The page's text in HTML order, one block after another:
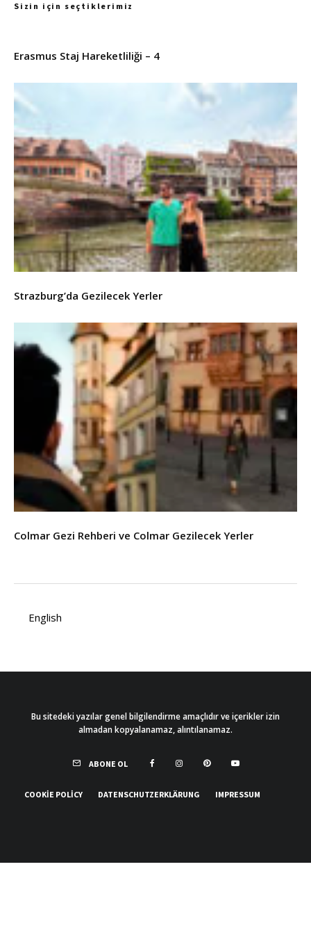
Sizin için seçtiklerimiz
Erasmus Staj Hareketliliği – 4
Strazburg’da Gezilecek Yerler
Colmar Gezi Rehberi ve Colmar Gezilecek Yerler
English
Bu sitedeki yazılar genel bilgilendirme amaçlıdır ve içerikler izin
almadan kopyalanamaz, alıntılanamaz.
ABONE OL
COOKIE POLICY DATENSCHUTZERKLÄRUNG IMPRESSUM